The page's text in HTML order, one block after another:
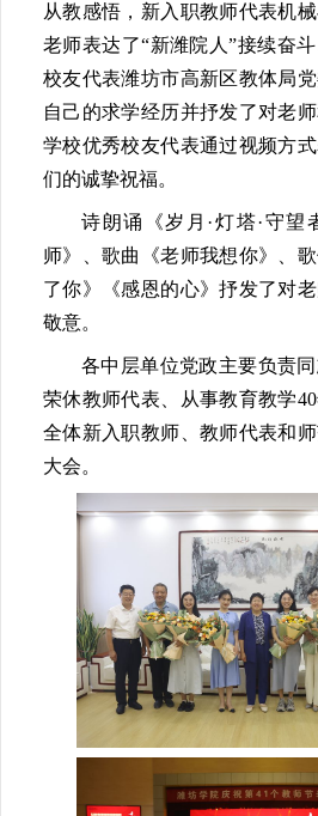
从教感悟，新入职教师代表机
老师表达了“新潍院人”接续奋
校友代表潍坊市高新区教体局
自己的求学经历并抒发了对老
学校优秀校友代表通过视频方
们的诚挚祝福。
诗朗诵《岁月·灯塔·守
师》、歌曲《老师我想你》、
了你》《感恩的心》抒发了对
敬意。
各中层单位党政主要负责同
荣休教师代表、从事教育教学40
全体新入职教师、教师代表和
大会。